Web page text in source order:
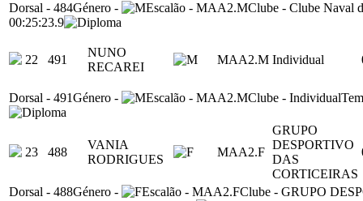
Dorsal - 484Género - Escalão - MAA2.MClube - Clube Naval
00:25:23.9
22 491
NUNO
RECAREI
MAA2.M Individual
Dorsal - 491Género - Escalão - MAA2.MClube - Individual
23 488
VANIA
RODRIGUES
MAA2.F
GRUPO
DESPORTIVO
DAS
CORTICEIRAS
Dorsal - 488Género - Escalão - MAA2.FClube - GRUPO